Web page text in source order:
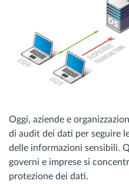
Oggi, aziende e
di audit dei dati per seguire
delle informazioni sensibili.
governi e imprese si
protezione dei dati.